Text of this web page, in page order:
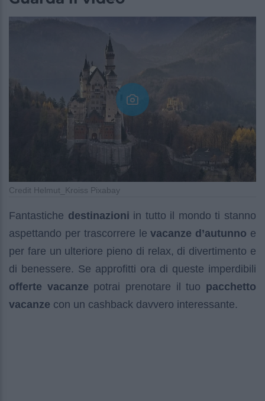
Credit Helmut_Kroiss Pixabay
Fantastiche destinazioni in tutto il mondo ti stanno
aspettando per trascorrere levacanze d’autunno e
per fare un ulteriore pieno di relax, di divertimento e
di benessere. Se approfitti ora di queste imperdibili
offerte vacanze potrai prenotare il tuo pacchetto
vacanze con un cashback davvero interessante.